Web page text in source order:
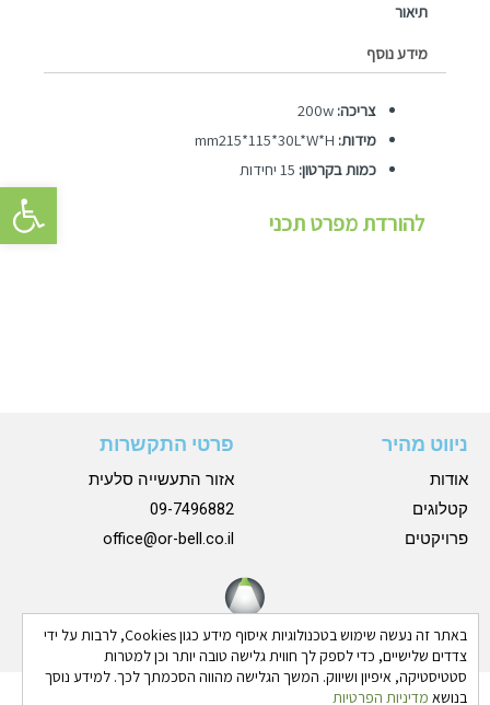
פתח
באתר זה נעשה שימוש בטכנולוגיות איסוף מידע כגון Cookies, לרבות על ידי
צדדים שלישיים, כדי לספק לך חווית גלישה טובה יותר וכן למטרות
סטטיסטיקה, איפיון ושיווק. המשך הגלישה מהווה הסכמתך לכך. למידע נוסך
בנושא מדיניות הפרטיות
תיאור
מידע נוסף
צריכה:
מידות: mm215*115*30L*W*H
כמות בקרטון:
להורדת מפרט תכני
ניווט מהיר
אודות
קטלוגים
פרויקטים
פרטי התקשרות
אזור התעשייה סלעית
09-7496882
office@or-bell.co.il